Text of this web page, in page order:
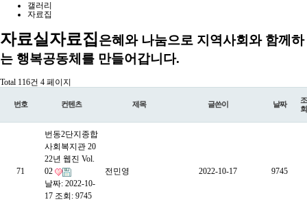
갤러리
자료집
자료실자료집은혜와 나눔으로 지역사회와 함께하
는 행복공동체를 만들어갑니다.
Total 116건 4 페이지
번호 컨텐츠 제목 글쓴이 날짜
조
회
71
번동2단지종합
사회복지관 20
22년 웹진 Vol.
02
날짜: 2022-10-
17 조회: 9745
전민영 2022-10-17 9745